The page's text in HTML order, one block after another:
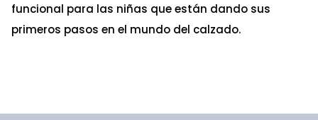
funcional para las niñas que están dando sus
primeros pasos en el mundo del calzado.